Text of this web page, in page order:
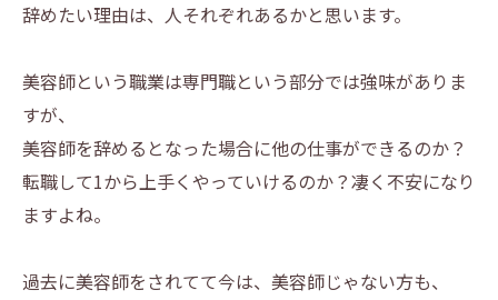
辞めたい理由は、人それぞれあるかと思います。
美容師という職業は専門職という部分では強味がありま
すが、
美容師を辞めるとなった場合に他の仕事ができるのか？
転職して1から上手くやっていけるのか？凄く不安になり
ますよね。
過去に美容師をされてて今は、 美容師じゃない方も、